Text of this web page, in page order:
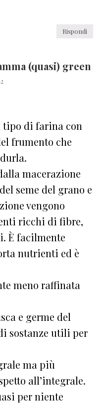
Rispondi
(quasi) green
di farina con
frumento che
macerazione
seme del grano e
vengono
ricchi di fibre,
È facilmente
nutrienti ed è
meno raffinata
e germe del
sostanze utili per
ma più
all’integrale.
per niente